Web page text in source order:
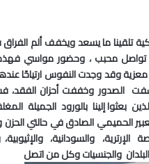
تلقينا ما يسعد ويخفف ألم
تواصل محبب ، وحضور مواسي
وقد وجدت النفوس ارتياحًا
الصدور وخففت أحزان الفقد،
بعثوا إلينا بالورود الجميلة
الحميمي الصادق في حالتي
الإرترية، والسودانية،
والجنسيات وكل من اتصل